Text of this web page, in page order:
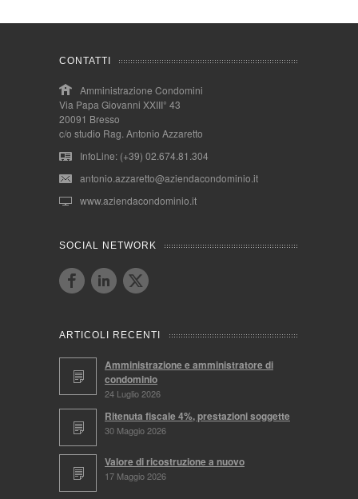
CONTATTI
Amministrazione Condomini
Via Papa Giovanni XXIII° 43
20091 Bresso
c/o studio Rag. Antonio Azzaretto
InfoLine: (+39) 02.674.81.304
antonio.azzaretto@aziendacondominio.it
www.aziendacondominio.it
SOCIAL NETWORK
ARTICOLI RECENTI
Amministrazione e amministratore di
condominio
24 Luglio 2026
Ritenuta fiscale 4%, prestazioni soggette
30 Maggio 2026
Valore di ricostruzione a nuovo
17 Maggio 2026